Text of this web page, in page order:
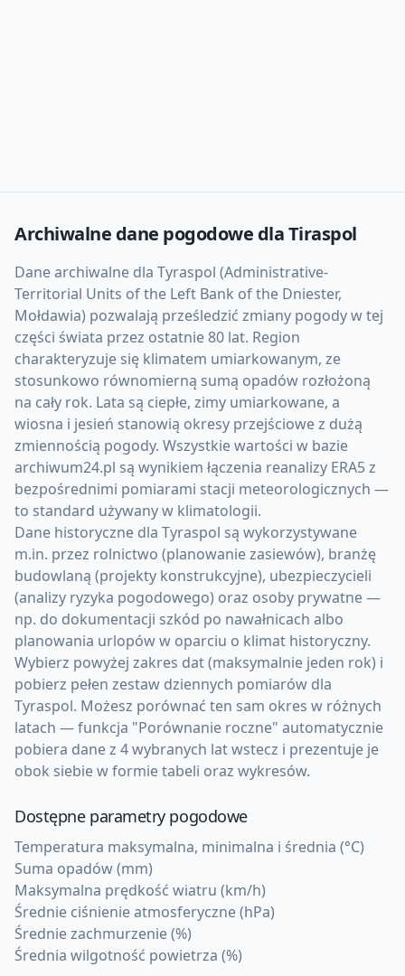
Archiwalne dane pogodowe dlaTiraspol
Dane archiwalne dla Tyraspol (Administrative-
Territorial Units of the Left Bank of the Dniester,
Mołdawia) pozwalają prześledzić zmiany pogody w tej
części świata przez ostatnie 80 lat. Region
charakteryzuje się klimatem umiarkowanym, ze
stosunkowo równomierną sumą opadów rozłożoną
na cały rok. Lata są ciepłe, zimy umiarkowane, a
wiosna i jesień stanowią okresy przejściowe z dużą
zmiennością pogody. Wszystkie wartości w bazie
archiwum24.pl są wynikiem łączenia reanalizy ERA5 z
bezpośrednimi pomiarami stacji meteorologicznych —
to standard używany w klimatologii.
Dane historyczne dla Tyraspol są wykorzystywane
m.in. przez rolnictwo (planowanie zasiewów), branżę
budowlaną (projekty konstrukcyjne), ubezpieczycieli
(analizy ryzyka pogodowego) oraz osoby prywatne —
np. do dokumentacji szkód po nawałnicach albo
planowania urlopów w oparciu o klimat historyczny.
Wybierz powyżej zakres dat (maksymalnie jeden rok) i
pobierz pełen zestaw dziennych pomiarów dla
Tyraspol. Możesz porównać ten sam okres w różnych
latach — funkcja "Porównanie roczne" automatycznie
pobiera dane z 4 wybranych lat wstecz i prezentuje je
obok siebie w formie tabeli oraz wykresów.
Dostępne parametry pogodowe
Temperatura maksymalna, minimalna i średnia (°C)
Suma opadów (mm)
Maksymalna prędkość wiatru (km/h)
Średnie ciśnienie atmosferyczne (hPa)
Średnie zachmurzenie (%)
Średnia wilgotność powietrza (%)